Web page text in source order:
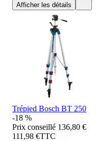
Afficher les détails
Trépied Bosch BT 250
-18 %
Prix conseillé 136,80 €
111,98 €TTC